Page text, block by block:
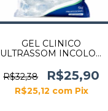
GEL CLINICO
ULTRASSOM INCOLOR
R$32,38
R$25,90
R$25,12 com Pix